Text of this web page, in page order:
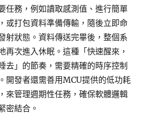
任務，例如讀取感測值、進行簡單
或打包資料準備傳輸，隨後立即命
射狀態。資料傳送完畢後，整個系
再次進入休眠。這種「快速醒來，
去」的節奏，需要精確的時序控制
開發者還需善用MCU提供的低功耗
來管理週期性任務，確保軟體邏輯
密結合。